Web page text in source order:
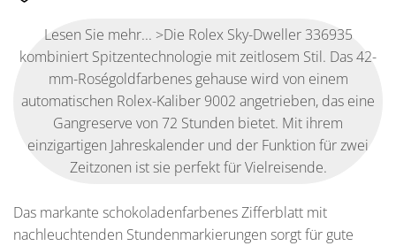
Lesen Sie mehr... >Die Rolex Sky-Dweller 336935
kombiniert Spitzentechnologie mit zeitlosem Stil. Das 42-
mm-Roségoldfarbenes gehause wird von einem
automatischen Rolex-Kaliber 9002 angetrieben, das eine
Gangreserve von 72 Stunden bietet. Mit ihrem
einzigartigen Jahreskalender und der Funktion für zwei
Zeitzonen ist sie perfekt für Vielreisende.
Das markante schokoladenfarbenes Zifferblatt mit
nachleuchtenden Stundenmarkierungen sorgt für gute